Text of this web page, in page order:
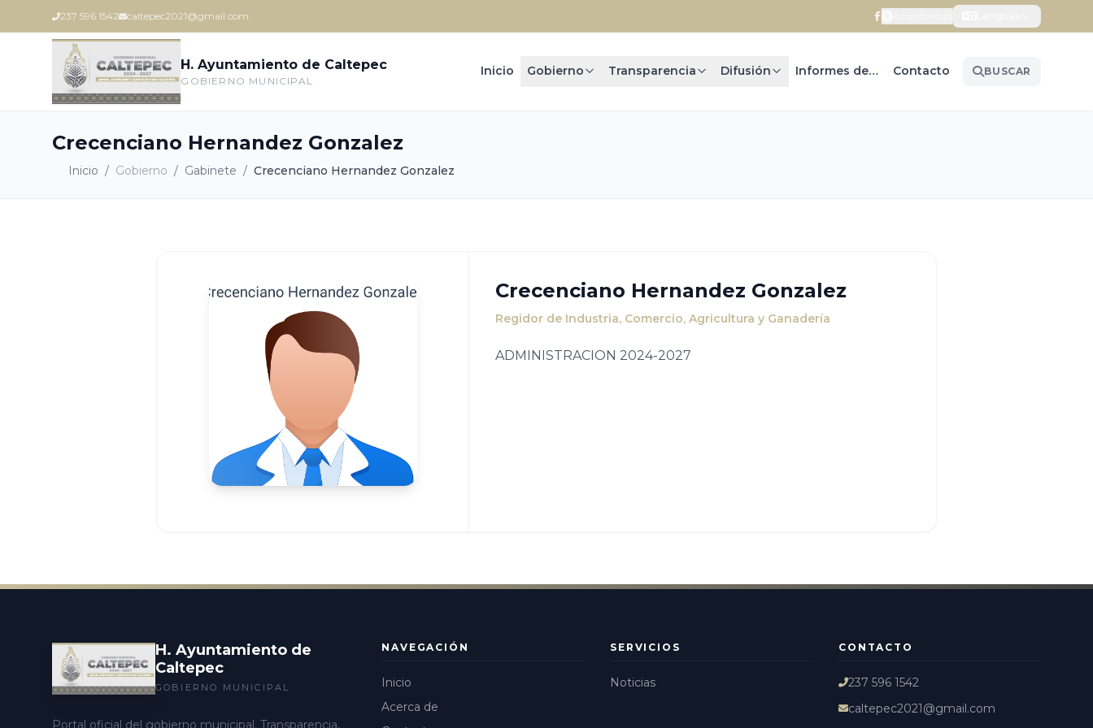
237 596 1542 caltepec2021@gmail.com
H. Ayuntamiento de Caltepec
GOBIERNO MUNICIPAL
Inicio Gobierno Transparencia Difusión Informes de Gobierno Contacto BUSCAR
Crecenciano Hernandez Gonzalez
Inicio / Gobierno / Gabinete / Crecenciano Hernandez Gonzalez
Crecenciano Hernandez Gonzalez
Regidor de Industria, Comercio, Agricultura y Ganadería
ADMINISTRACION 2024-2027
H. Ayuntamiento de
Caltepec
GOBIERNO MUNICIPAL
Portal oficial del gobierno municipal. Transparencia,
NAVEGACIÓN
Inicio
Acerca de
SERVICIOS
Noticias
CONTACTO
237 596 1542
caltepec2021@gmail.com